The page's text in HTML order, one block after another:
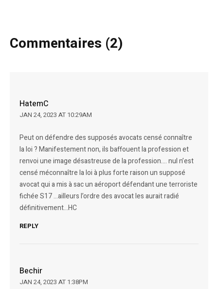
Commentaires (2)
HatemC
JAN 24, 2023 AT 10:29AM
Peut on défendre des supposés avocats censé connaître
la loi ? Manifestement non, ils baffouent la profession et
renvoi une image désastreuse de la profession…. nul n’est
censé méconnaître la loi à plus forte raison un supposé
avocat qui a mis à sac un aéroport défendant une terroriste
fichée S17 …ailleurs l’ordre des avocat les aurait radié
définitivement…HC
REPLY
Bechir
JAN 24, 2023 AT 1:38PM